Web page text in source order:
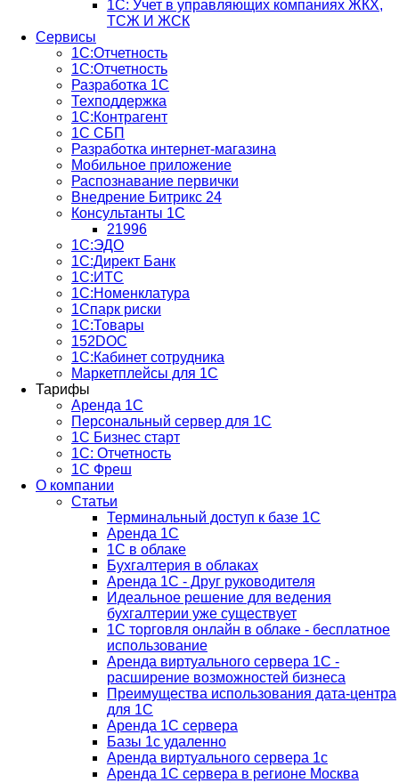
1C: Учет в управляющих компаниях ЖКХ,
ТСЖ И ЖСК
Сервисы
1С:Отчетность
1С:Отчетность
Разработка 1С
Техподдержка
1С:Контрагент
1С СБП
Разработка интернет-магазина
Мобильное приложение
Распознавание первички
Внедрение Битрикс 24
Консультанты 1С
21996
1С:ЭДО
1С:Директ Банк
1С:ИТС
1С:Номенклатура
1Спарк риски
1С:Товары
152DOC
1С:Кабинет сотрудника
Маркетплейсы для 1С
Тарифы
Аренда 1С
Персональный сервер для 1С
1С Бизнес старт
1С: Отчетность
1C Фреш
О компании
Статьи
Терминальный доступ к базе 1С
Аренда 1С
1С в облаке
Бухгалтерия в облаках
Аренда 1С - Друг руководителя
Идеальное решение для ведения
бухгалтерии уже существует
1С торговля онлайн в облаке - бесплатное
использование
Аренда виртуального сервера 1С -
расширение возможностей бизнеса
Преимущества использования дата-центра
для 1С
Аренда 1С сервера
Базы 1с удаленно
Аренда виртуального сервера 1с
Аренда 1С сервера в регионе Москва